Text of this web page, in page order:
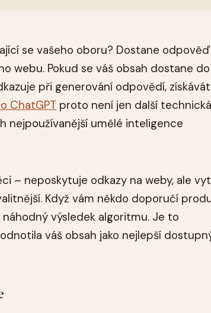
se vašeho oboru? Dostane odpověď
webu. Pokud se váš obsah dostane do
při generování odpovědí,
ChatGPT proto není jen další technická
nejpoužívanější umělé inteligence
– neposkytuje odkazy na weby, ale
Když vám někdo doporučí
výsledek algoritmu. Je to
váš obsah jako nejlepší